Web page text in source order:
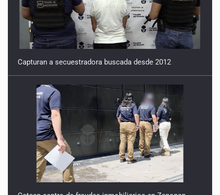
Capturan a secuestradora buscada desde 2012
Catean centro de fraudes inmobiliarios en Zapopan